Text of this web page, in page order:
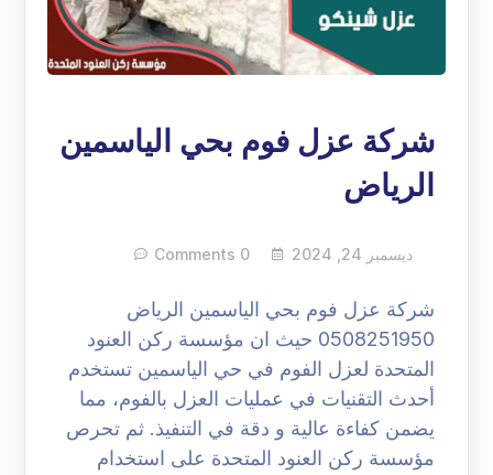
شركة عزل فوم بحي الياسمين
الرياض
ديسمبر 24, 2024 0 Comments
شركة عزل فوم بحي الياسمين الرياض
0508251950 حيث ان مؤسسة ركن العنود
المتحدة لعزل الفوم في حي الياسمين تستخدم
أحدث التقنيات في عمليات العزل بالفوم، مما
يضمن كفاءة عالية و دقة في التنفيذ. ثم تحرص
مؤسسة ركن العنود المتحدة على استخدام